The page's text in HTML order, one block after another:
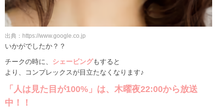
出典：https://www.google.co.jp
いかがでしたか？？
チークの時に、 シェービングもすると
より、コンプレックスが目立たなくなります♪
「人は見た目が100%」は、木曜夜22:00から放送
中！！